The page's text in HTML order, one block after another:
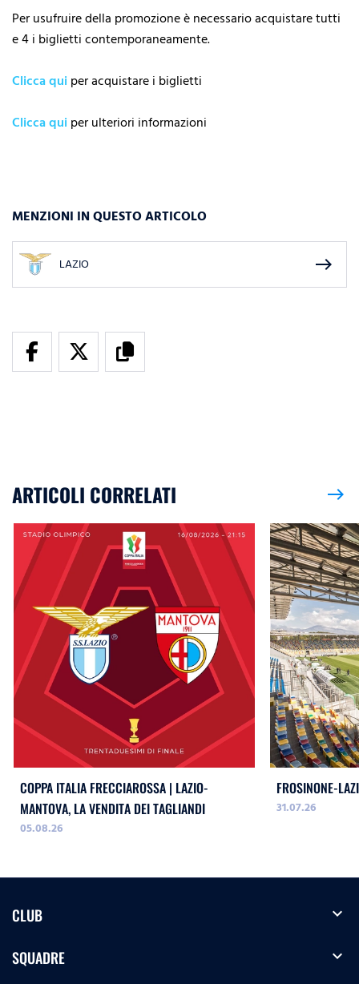
Per usufruire della promozione è necessario acquistare tutti
e 4 i biglietti contemporaneamente.
Clicca qui per acquistare i biglietti
Clicca qui per ulteriori informazioni
MENZIONI IN QUESTO ARTICOLO
LAZIO east
ARTICOLI CORRELATI east
COPPA ITALIA FRECCIAROSSA | LAZIO-
MANTOVA, LA VENDITA DEI TAGLIANDI
05.08.26
FROSINONE-
31.07.26
CLUB expand_more
SQUADRE expand_more